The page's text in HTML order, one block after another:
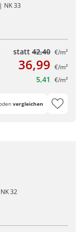
NK 33
statt 42,40 €/m²
36,99 €/m²
5,41 €/m²
vergleichen
32